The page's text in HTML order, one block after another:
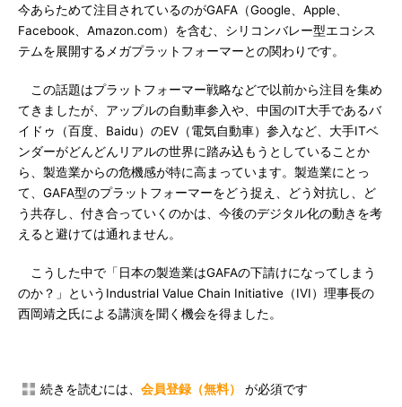
今あらためて注目されているのがGAFA（Google、Apple、
Facebook、Amazon.com）を含む、シリコンバレー型エコシス
テムを展開するメガプラットフォーマーとの関わりです。
この話題はプラットフォーマー戦略などで以前から注目を集め
てきましたが、アップルの自動車参入や、中国のIT大手であるバ
イドゥ（百度、Baidu）のEV（電気自動車）参入など、大手ITベ
ンダーがどんどんリアルの世界に踏み込もうとしていることか
ら、製造業からの危機感が特に高まっています。製造業にとっ
て、GAFA型のプラットフォーマーをどう捉え、どう対抗し、ど
う共存し、付き合っていくのかは、今後のデジタル化の動きを考
えると避けては通れません。
こうした中で「日本の製造業はGAFAの下請けになってしまう
のか？」というIndustrial Value Chain Initiative（IVI）理事長の
西岡靖之氏による講演を聞く機会を得ました。
続きを読むには、 会員登録（無料） が必須です